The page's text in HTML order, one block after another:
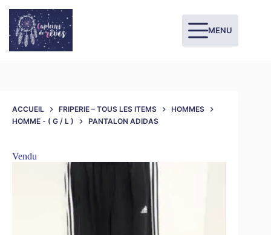
MENU
ACCUEIL FRIPERIE – TOUS LES ITEMS
HOMMES
HOMME - ( G / L )
PANTALON ADIDAS
Vendu